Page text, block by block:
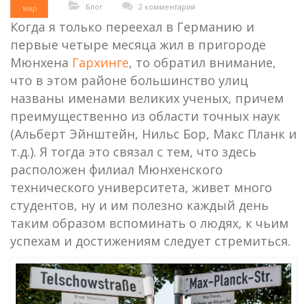
мар Блог 2 комментария
Когда я только переехал в Германию и
первые четыре месяца жил в пригороде
Мюнхена Гархинге, то обратил внимание,
что в этом районе большинство улиц
названы именами великих ученых, причем
преимущественно из области точных наук
(Альберт Эйнштейн, Нильс Бор, Макс Планк и
т.д.). Я тогда это связал с тем, что здесь
расположен филиал Мюнхенского
технического университета, живет много
студентов, ну и им полезно каждый день
таким образом вспоминать о людях, к чьим
успехам и достижениям следует стремиться.